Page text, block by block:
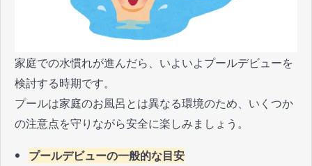
家庭での水慣れが進んだら、いよいよプールデビューを
検討する時期です。
プールは家庭のお風呂とは異なる環境のため、いくつか
の注意点を守りながら安全に楽しみましょう。
プールデビューの一般的な目安